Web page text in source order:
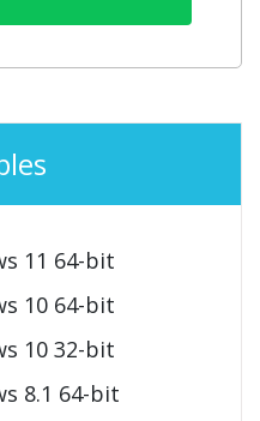
11 64-bit
10 64-bit
10 32-bit
8.1 64-bit